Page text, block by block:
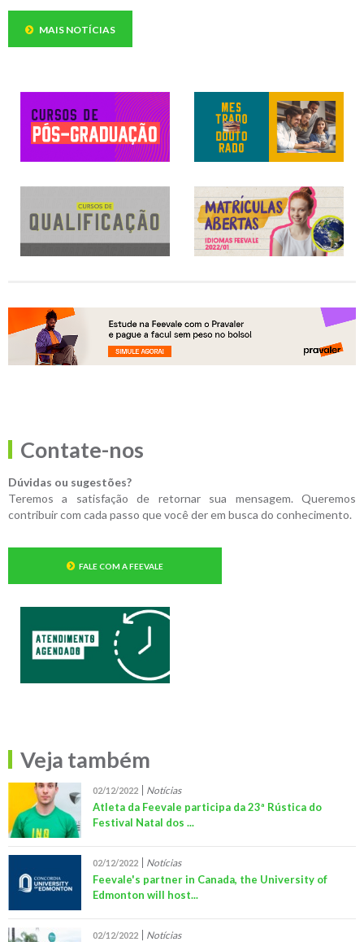
MAIS NOTÍCIAS
Contate-nos
Dúvidas ou sugestões?
Teremos a satisfação de retornar sua mensagem. Queremos
contribuir com cada passo que você der em busca do conhecimento.
FALE COM A FEEVALE
Veja também
02/12/2022 Notícias
Atleta da Feevale participa da 23ª Rústica do
Festival Natal dos ...
02/12/2022 Notícias
Feevale's partner in Canada, the University of
Edmonton will host...
02/12/2022 Notícias